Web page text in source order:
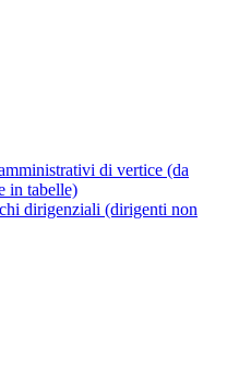
di vertice (da
in tabelle)
dirigenziali (dirigenti non